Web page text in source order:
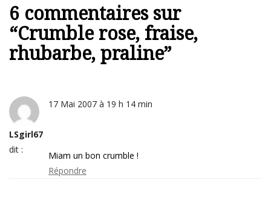
6 commentaires sur
“Crumble rose, fraise,
rhubarbe, praline”
LSgirl67
dit :
17 Mai 2007 à 19 h 14 min
Miam un bon crumble !
Répondre